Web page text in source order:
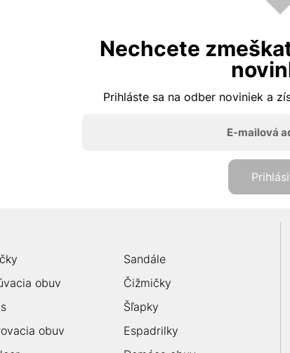
Nechcete
Prihláste sa na odber noviniek a
E-mailová
Sandále
obuv
Čižmičky
Šľapky
obuv
Espadrilky